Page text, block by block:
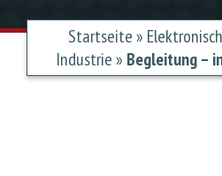
Startseite»
Industrie» Begleitung –